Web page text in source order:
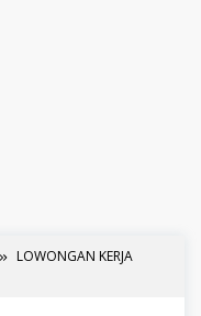
LOWONGAN KERJA